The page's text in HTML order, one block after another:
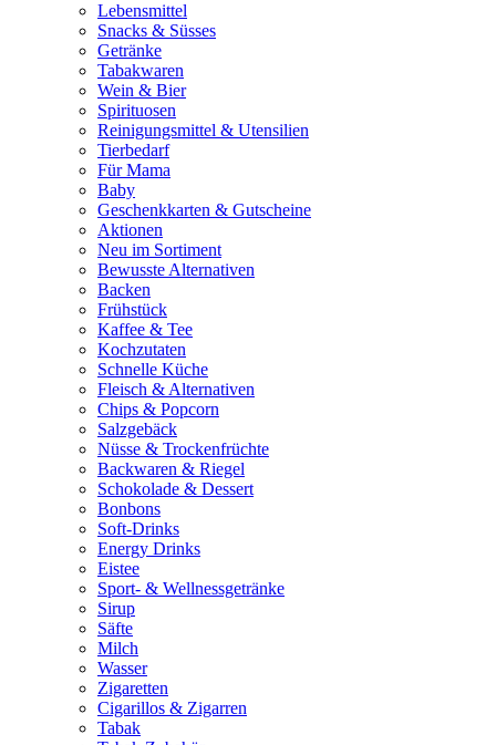
Lebensmittel
Snacks & Süsses
Getränke
Tabakwaren
Wein & Bier
Spirituosen
Reinigungsmittel & Utensilien
Tierbedarf
Für Mama
Baby
Geschenkkarten & Gutscheine
Aktionen
Neu im Sortiment
Bewusste Alternativen
Backen
Frühstück
Kaffee & Tee
Kochzutaten
Schnelle Küche
Fleisch & Alternativen
Chips & Popcorn
Salzgebäck
Nüsse & Trockenfrüchte
Backwaren & Riegel
Schokolade & Dessert
Bonbons
Soft-Drinks
Energy Drinks
Eistee
Sport- & Wellnessgetränke
Sirup
Säfte
Milch
Wasser
Zigaretten
Cigarillos & Zigarren
Tabak